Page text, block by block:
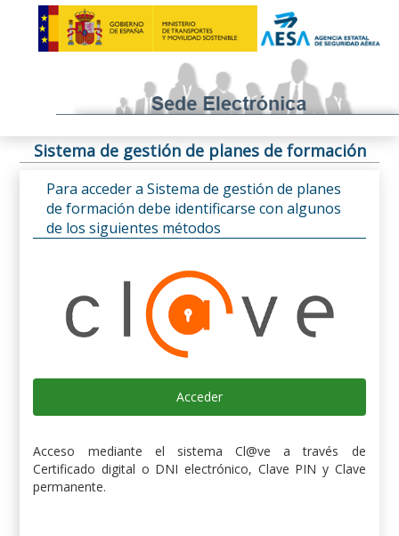
Sistema de gestión de planes de formación
Para acceder a Sistema de gestión de planes
de formación debe identificarse con algunos
de los siguientes métodos
Acceder
Acceso mediante el sistema Cl@ve a través de
Certificado digital o DNI electrónico, Clave PIN y Clave
permanente.